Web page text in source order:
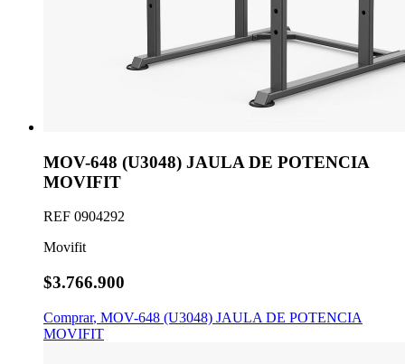
MOV-648 (U3048) JAULA DE POTENCIA
MOVIFIT
REF 0904292
Movifit
$3.766.900
Comprar, MOV-648 (U3048) JAULA DE POTENCIA
MOVIFIT